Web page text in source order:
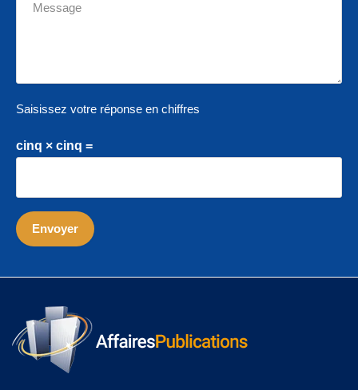
Saisissez votre réponse en chiffres
cinq × cinq =